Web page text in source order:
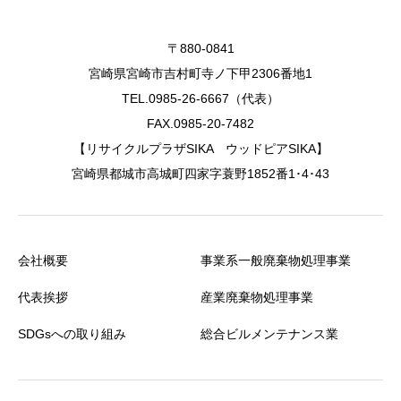
〒880-0841
宮崎県宮崎市吉村町寺ノ下甲2306番地1
TEL.0985-26-6667（代表）
FAX.0985-20-7482
【リサイクルプラザSIKA ウッドピアSIKA】
宮崎県都城市高城町四家字蓑野1852番1･4･43
会社概要
代表挨拶
SDGsへの取り組み
事業系一般廃棄物処理事業
産業廃棄物処理事業
総合ビルメンテナンス業